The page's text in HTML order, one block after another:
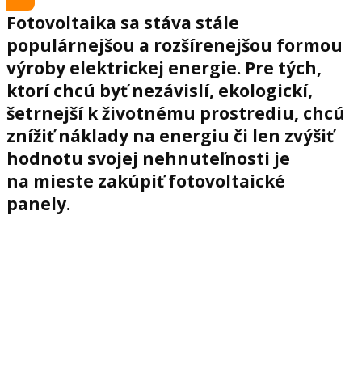
Fotovoltaika sa stáva stále
populárnejšou a rozšírenejšou formou
výroby elektrickej energie. Pre tých,
ktorí chcú byť nezávislí, ekologickí,
šetrnejší k životnému prostrediu, chcú
znížiť náklady na energiu či len zvýšiť
hodnotu svojej nehnuteľnosti je
na mieste zakúpiť fotovoltaické
panely.